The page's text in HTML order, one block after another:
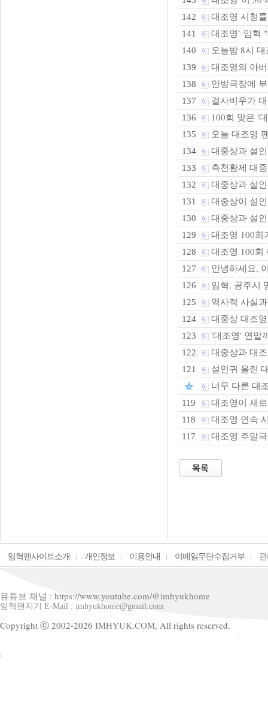
142 대조영 시청
141 대조영` 임혁
140 오늘밤 8시
139 대조영의 아
138 안방극장에
137 걸사비우가
136 100회 맞은 '
135 오늘 대조영
134 대중상과 설
133 측천황제 대
132 대중상과 설
131 대중상이 설
130 대중상과 설
129 대조영 100회
128 대조영 100회
127 안녕하세요,
126 임혁, 공주시
125 역사적 사실
124 대중상 대조
123 '대조영' 연말
122 대중상과 대
121
설인귀 울린
너무 다른 대
119 대조영이 새
118 대조영 연속
117 대조영 주말
임혁팬사이트소개 개인정보 이용안내 이메일무단수집거부
유튜브 채널 : https://www.youtube.com/@imhyukhome
임혁팬지기 E-Mail : imhyukhome@gmail.com
Copyright ⓒ 2002-2026 IMHYUK.COM, All rights reserved.